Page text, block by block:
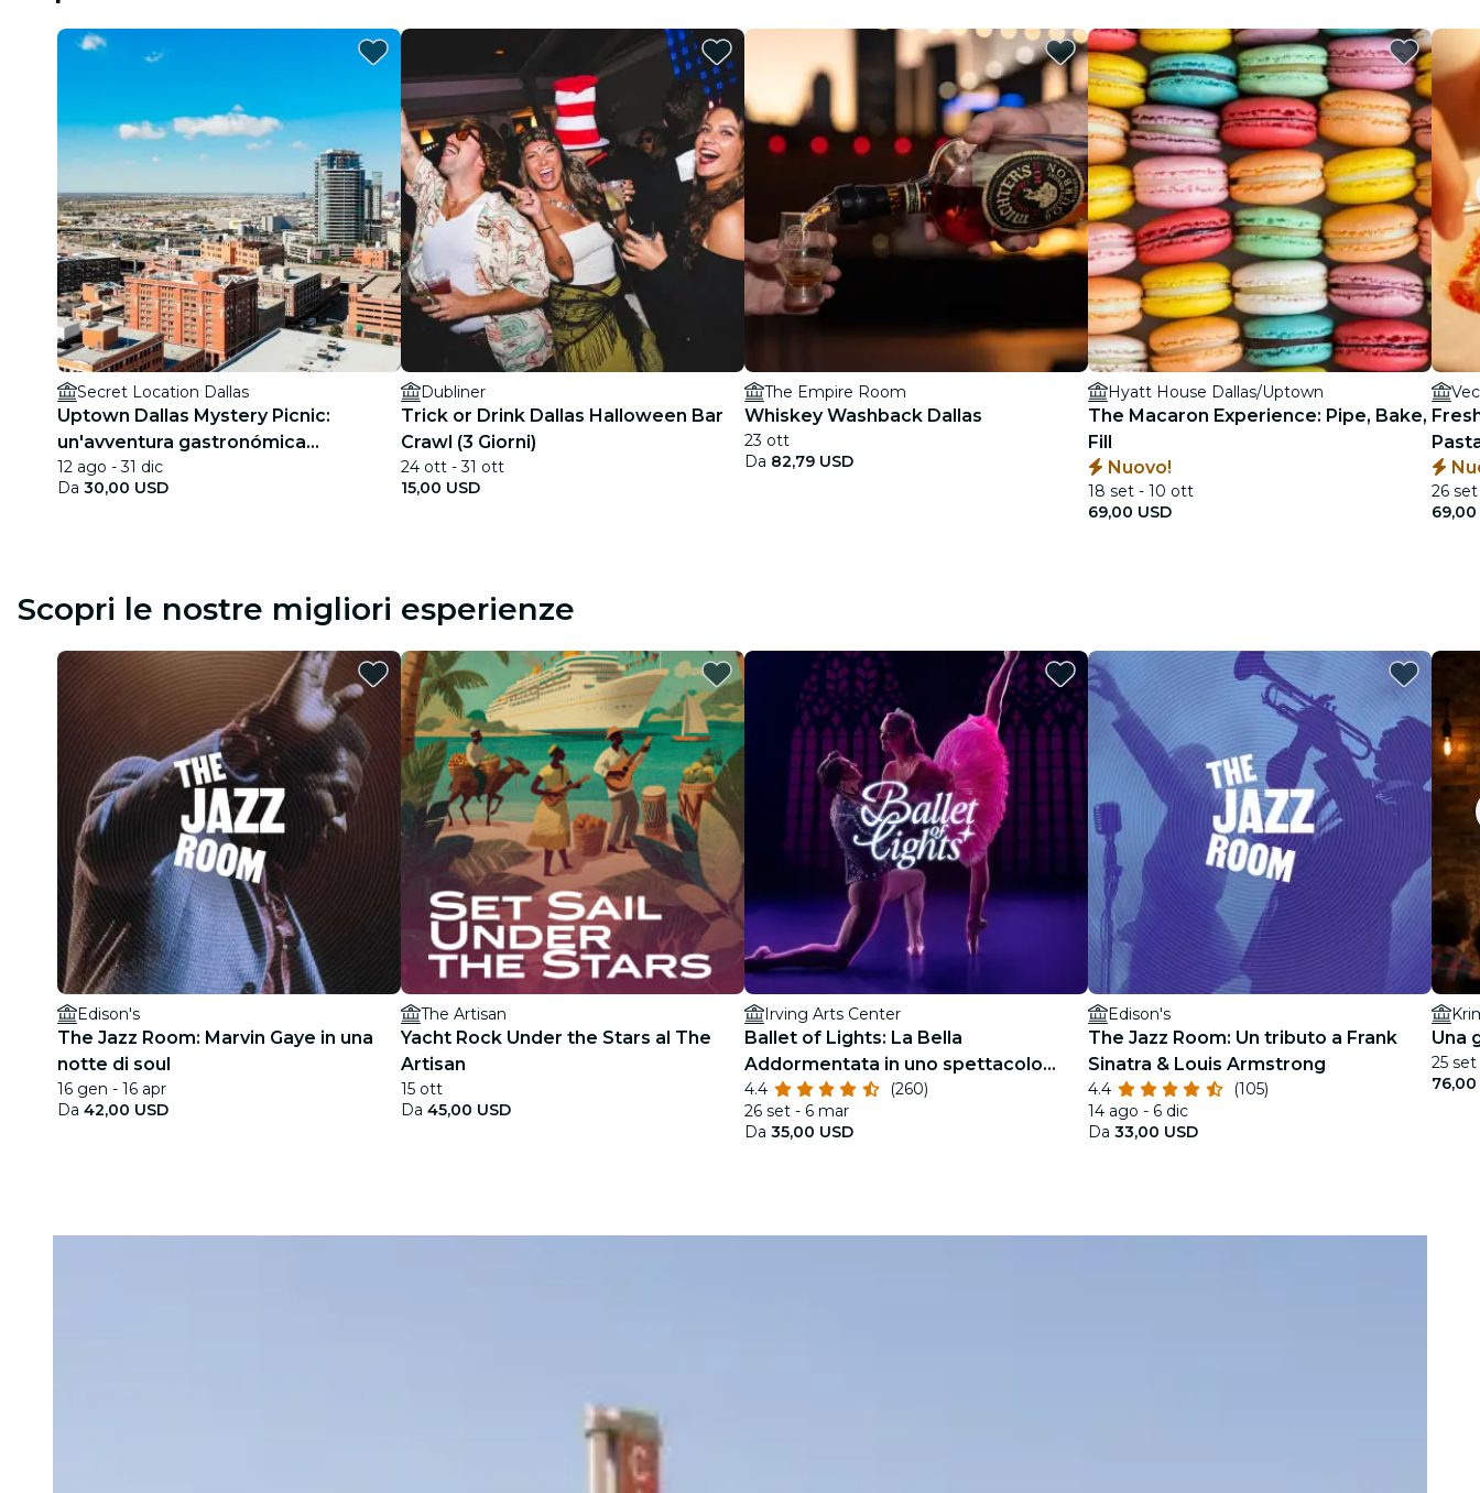
Ristoranti
Cinema
Secret Location Dallas
Uptown Dallas Mystery Picnic:
un'avventura gastronómica
autoguidata
12 ago - 31 dic
Da 30,00 USD
Dubliner
Trick or Drink Dallas Halloween Bar
Crawl (3 Giorni)
24 ott - 31 ott
15,00 USD
The Empire Room
Whiskey Washback Dallas
23 ott
Da 82,79 USD
Hyatt House Dallas/Uptown
The Macaron Experience: Pipe, Bake,
Fill
Nuovo!
18 set - 10 ott
69,00 USD
26
69,00
Scopri le nostre migliori esperienze
Edison's
The Jazz Room: Marvin Gaye in una
notte di soul
16 gen - 16 apr
Da 42,00 USD
The Artisan
Yacht Rock Under the Stars al The
Artisan
15 ott
Da 45,00 USD
Irving Arts Center
Ballet of Lights: La Bella
Addormentata in uno spettacolo
scintillante
4.4
(260)
26 set - 6 mar
Da 35,00 USD
Edison's
The Jazz Room: Un tributo a Frank
Sinatra & Louis Armstrong
4.4
(105)
14 ago - 6 dic
Da 33,00 USD
Una
25 set
76,00